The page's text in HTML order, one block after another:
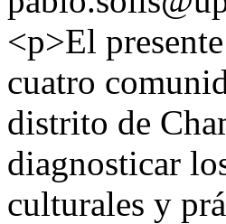
<p>El
cuatro
distrito de
diagnosticar
culturales y